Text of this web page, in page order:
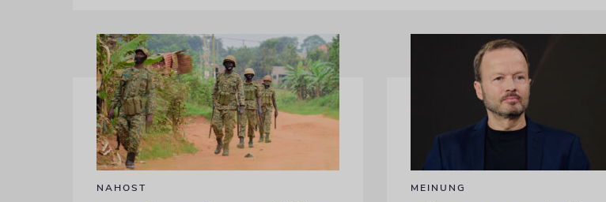
NAHOST MEINUNG